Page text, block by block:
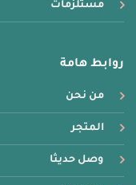
مستلزمات
روابط هامة
من نحن
المتجر
وصل حديثا